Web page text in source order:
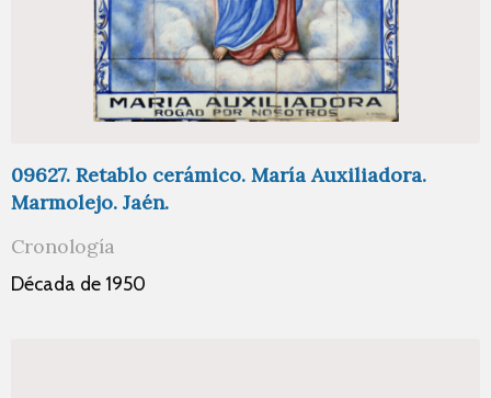
09627. Retablo cerámico. María Auxiliadora.
Marmolejo. Jaén.
Cronología
Década de 1950